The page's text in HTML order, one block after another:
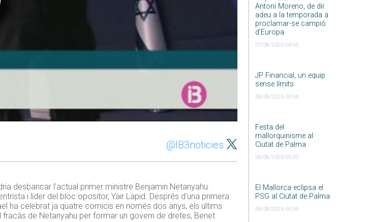
Antoni Moreno, de dir
adeu a la temporada a
proclamar-se campió
d’Europa
07/08/2026 04:50
JP Financial, un equip
sense límits
06/08/2026 05:54
Festa del
mallorquinisme al
Ciutat de Palma
06/08/2026 05:50
El Mallorca eclipsa el
PSG al Ciutat de Palma
06/08/2026 05:36
@IB3noticies
desbancar l’actual primer ministre Benjamin Netanyahu.
i líder del bloc opositor, Yair Lapid. Després d’una primera
ha celebrat ja quatre comicis en només dos anys, els últims
de Netanyahu per formar un govern de dretes, Benet